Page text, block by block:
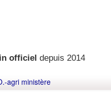
officiel depuis 2014
agri ministère